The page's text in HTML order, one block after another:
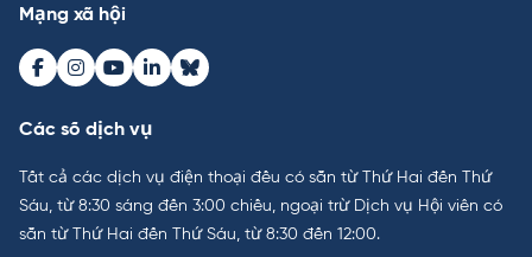
Mạng xã hội
Facebook
Instagram
Youtube
LinkedInBluesky
Các số dịch vụ
Tất cả các dịch vụ điện thoại đều có sẵn từ Thứ Hai đến Thứ
Sáu, từ 8:30 sáng đến 3:00 chiều, ngoại trừ Dịch vụ Hội viên có
sẵn từ Thứ Hai đến Thứ Sáu, từ 8:30 đến 12:00.